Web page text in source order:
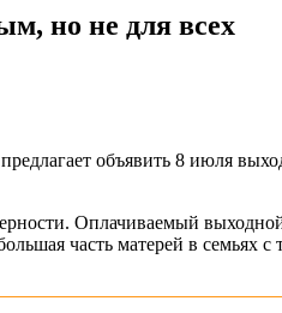
но не для всех
объявить 8 июля
Оплачиваемый
часть матерей в семьях